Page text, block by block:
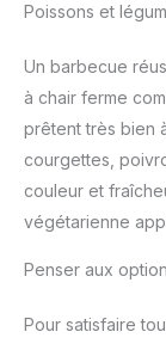
Poissons et
Un barbecue
à chair ferme
prêtent très bien
courgettes,
couleur et
végétarienne
Penser aux
Pour satisfaire